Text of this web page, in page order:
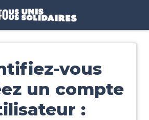
vous
un compte
: